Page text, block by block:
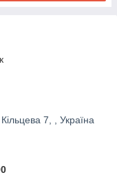
7, , Україна